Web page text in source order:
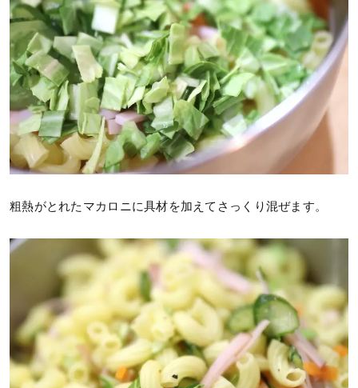
粗熱がとれたマカロニに具材を加えてさっくり混ぜます。